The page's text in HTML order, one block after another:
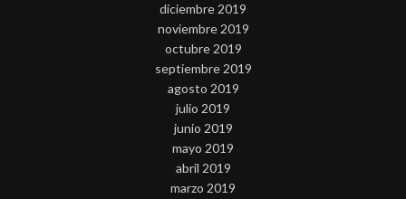
diciembre 2019
noviembre 2019
octubre 2019
septiembre 2019
agosto 2019
julio 2019
junio 2019
mayo 2019
abril 2019
marzo 2019